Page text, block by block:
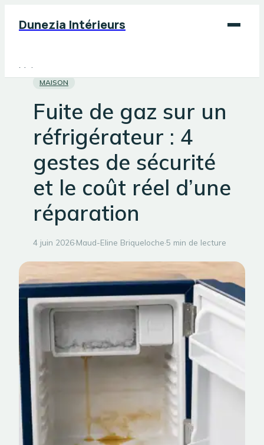
Dunezia Intérieurs
Maison
Jardinage
Bricolage
MAISON
Fuite de gaz sur un
réfrigérateur : 4
gestes de sécurité
et le coût réel d’une
réparation
4 juin 2026·Maud-Eline Briqueloche·5 min de lecture